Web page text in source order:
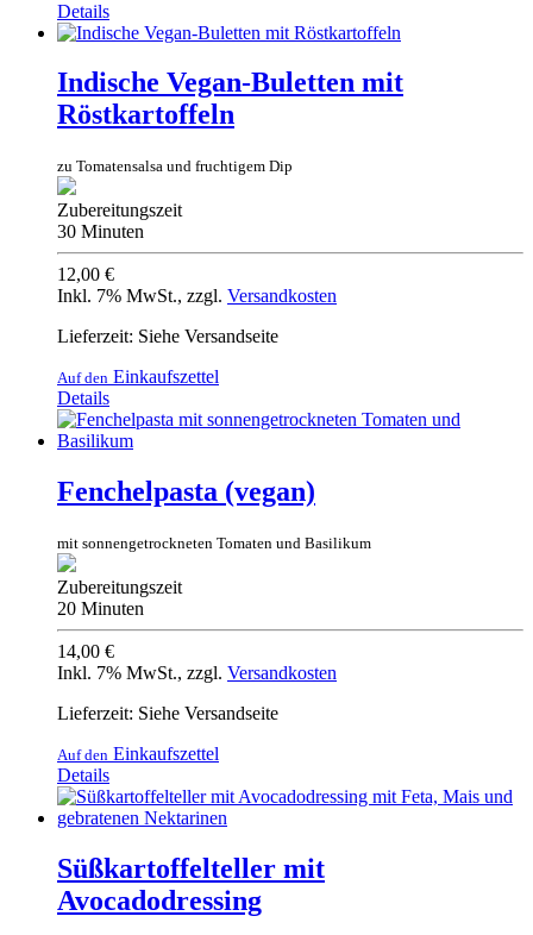
Details
Indische Vegan-Buletten mit
Röstkartoffeln
zu Tomatensalsa und fruchtigem Dip
Zubereitungszeit
30 Minuten
12,00 €
Inkl. 7% MwSt., zzgl. Versandkosten
Lieferzeit: Siehe Versandseite
Auf den Einkaufszettel
Details
Fenchelpasta (vegan)
mit sonnengetrockneten Tomaten und Basilikum
Zubereitungszeit
20 Minuten
14,00 €
Inkl. 7% MwSt., zzgl. Versandkosten
Lieferzeit: Siehe Versandseite
Auf den Einkaufszettel
Details
Süßkartoffelteller mit
Avocadodressing